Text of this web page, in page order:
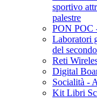
sportivo
palestre
PON POC
Laboratori
del
Reti
Digital
Socialità -
Kit Libri